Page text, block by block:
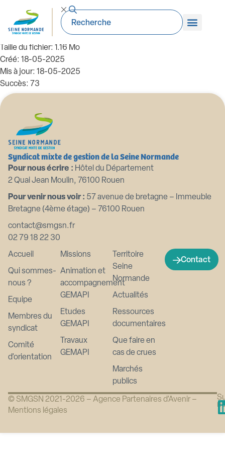
2020 10 6 modification réglement
intérieur
Taille du fichier: 1.16 Mo
Créé: 18-05-2025
Mis à jour: 18-05-2025
Succès: 73
Syndicat mixte de gestion de la Seine Normande
Pour nous écrire : Hôtel du Département
2 Quai Jean Moulin, 76100 Rouen
Pour venir nous voir : 57 avenue de bretagne – Immeuble
Bretagne (4ème étage) – 76100 Rouen
contact@smgsn.fr
02 79 18 22 30
Accueil
Qui sommes-
nous ?
Equipe
Membres du
syndicat
Comité
d’orientation
Missions
Animation et
accompagnement
GEMAPI
Etudes
GEMAPI
Travaux
GEMAPI
Territoire
Seine
Normande
Actualités
Ressources
documentaires
Que faire en
cas de crues
Marchés
publics
Contact
© SMGSN 2021-2026 – Agence Partenaires d’Avenir –
Mentions légales